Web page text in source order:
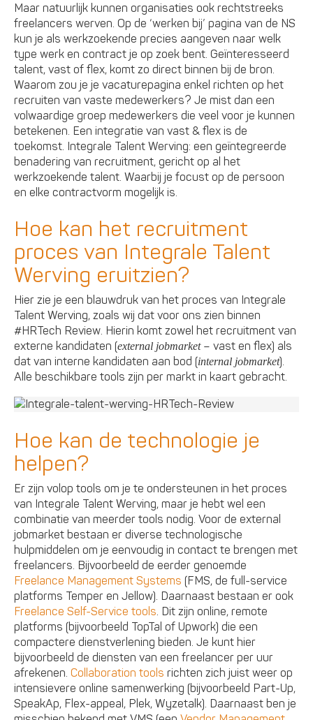
Maar natuurlijk kunnen organisaties ook rechtstreeks
freelancers werven. Op de ‘werken bij’ pagina van de NS
kun je als werkzoekende precies aangeven naar welk
type werk en contract je op zoek bent. Geïnteresseerd
talent, vast of flex, komt zo direct binnen bij de bron.
Waarom zou je je vacaturepagina enkel richten op het
recruiten van vaste medewerkers? Je mist dan een
volwaardige groep medewerkers die veel voor je kunnen
betekenen. Een integratie van vast & flex is de
toekomst. Integrale Talent Werving: een geïntegreerde
benadering van recruitment, gericht op al het
werkzoekende talent. Waarbij je focust op de persoon
en elke contractvorm mogelijk is.
Hoe kan het recruitment
proces van Integrale Talent
Werving eruitzien?
Hier zie je een blauwdruk van het proces van Integrale
Talent Werving, zoals wij dat voor ons zien binnen
#HRTech Review. Hierin komt zowel het recruitment van
externe kandidaten (external jobmarket – vast en flex) als
dat van interne kandidaten aan bod (internal jobmarket).
Alle beschikbare tools zijn per markt in kaart gebracht.
Hoe kan de technologie je
helpen?
Er zijn volop tools om je te ondersteunen in het proces
van Integrale Talent Werving, maar je hebt wel een
combinatie van meerder tools nodig. Voor de external
jobmarket bestaan er diverse technologische
hulpmiddelen om je eenvoudig in contact te brengen met
freelancers. Bijvoorbeeld de eerder genoemde
Freelance Management Systems (FMS, de full-service
platforms Temper en Jellow). Daarnaast bestaan er ook
Freelance Self-Service tools. Dit zijn online, remote
platforms (bijvoorbeeld TopTal of Upwork) die een
compactere dienstverlening bieden. Je kunt hier
bijvoorbeeld de diensten van een freelancer per uur
afrekenen.Collaboration tools richten zich juist weer op
intensievere online samenwerking (bijvoorbeeld Part-Up,
SpeakAp, Flex-appeal, Plek, Wyzetalk). Daarnaast ben je